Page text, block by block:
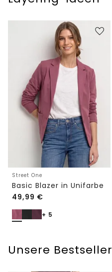
Street One
Basic Blazer in Unifarbe
49,99 €
+ 5
Unsere Bestseller